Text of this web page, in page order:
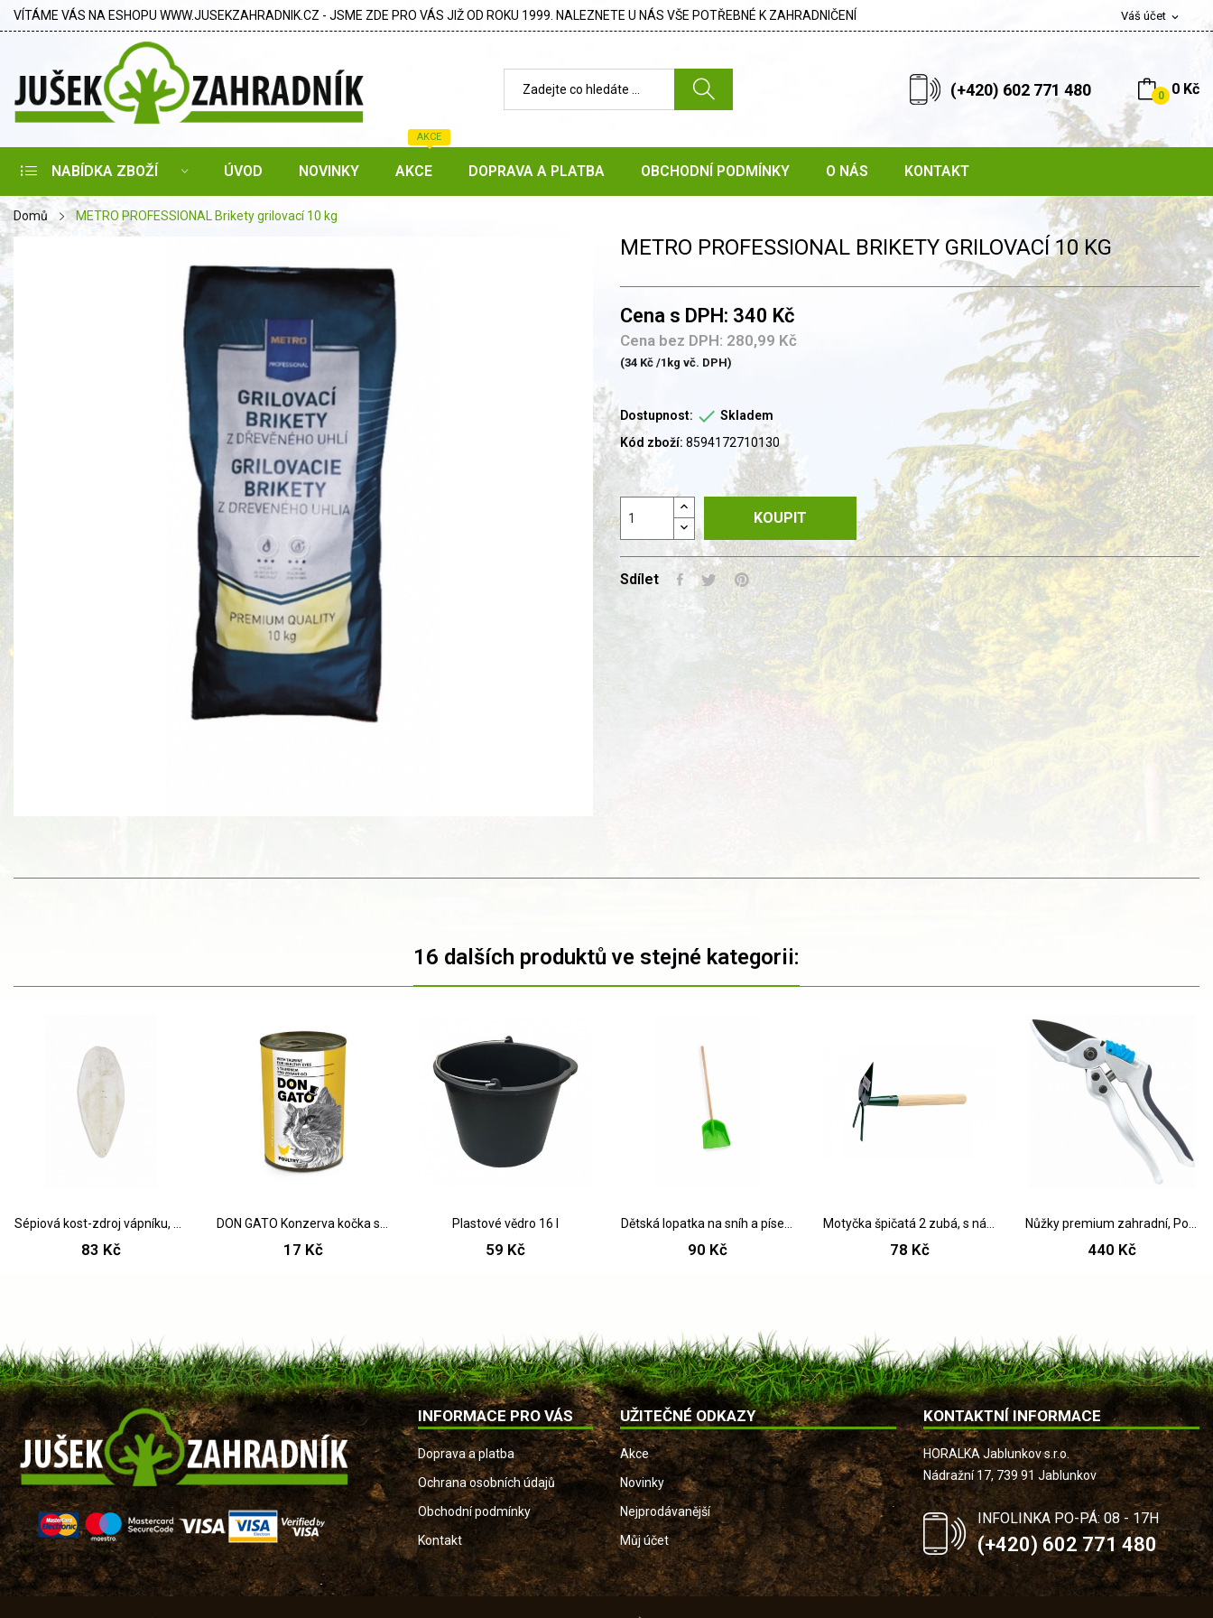
Váš účet expand_more
VÍTÁME VÁS NA ESHOPU WWW.JUSEKZAHRADNIK.CZ - JSME ZDE PRO VÁS JIŽ OD ROKU 1999. NALEZNETE U NÁS VŠE POTŘEBNÉ K ZAHRADNIČENÍ
0 0 Kč
(+420) 602 771 480
NABÍDKA ZBOŽÍ ÚVOD NOVINKY AKCE
AKCE
DOPRAVA A PLATBA OBCHODNÍ PODMÍNKY O NÁS KONTAKT
Domů METRO PROFESSIONAL Brikety grilovací 10 kg
METRO PROFESSIONAL BRIKETY GRILOVACÍ 10 KG
Cena s DPH: 340 Kč
Cena bez DPH: 280,99 Kč
(34 Kč /1kg vč. DPH)
Dostupnost:  Skladem
Kód zboží: 8594172710130
KOUPIT
Sdílet
16 dalších produktů ve stejné kategorii:
83 Kč 17 Kč
Plastové vědro 16 l
59 Kč 90 Kč 78 Kč 440 Kč
INFORMACE PRO VÁS
Doprava a platba
Ochrana osobních údajů
Obchodní podmínky
Kontakt
UŽITEČNÉ ODKAZY
Akce
Novinky
Nejprodávanější
Můj účet
KONTAKTNÍ INFORMACE
HORALKA Jablunkov s.r.o.
Nádražní 17, 739 91 Jablunkov
INFOLINKA PO-PÁ: 08 - 17H
(+420) 602 771 480